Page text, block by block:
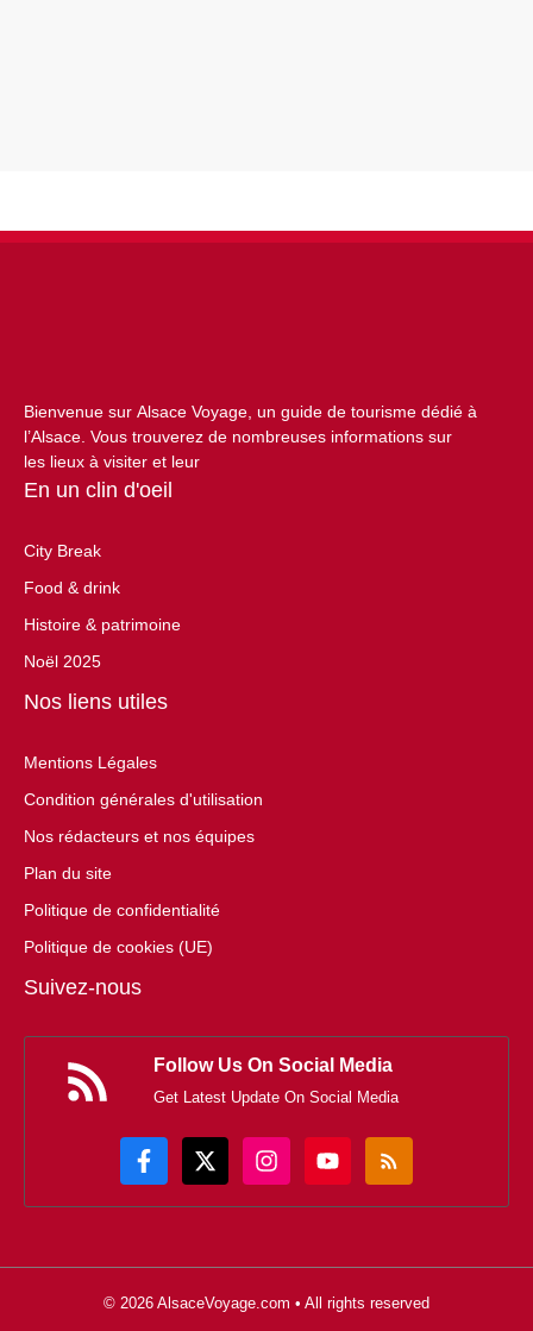
Bienvenue sur Alsace Voyage, un guide de tourisme dédié à
l’Alsace. Vous trouverez de nombreuses informations sur
les lieux à visiter et leur
En un clin d'oeil
City Break
Food & drink
Histoire & patrimoine
Noël 2025
Nos liens utiles
Mentions Légales
Condition générales d'utilisation
Nos rédacteurs et nos équipes
Plan du site
Politique de confidentialité
Politique de cookies (UE)
Suivez-nous
Follow Us On Social Media
Get Latest Update On Social Media
© 2026 AlsaceVoyage.com • All rights reserved